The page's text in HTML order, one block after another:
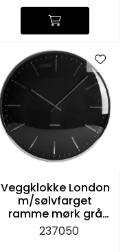
Veggklokke London
m/sølvfarget
ramme mørk grå
ø:40 cm
237050